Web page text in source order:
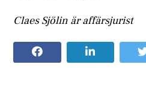
Claes Sjölin är affärsjurist